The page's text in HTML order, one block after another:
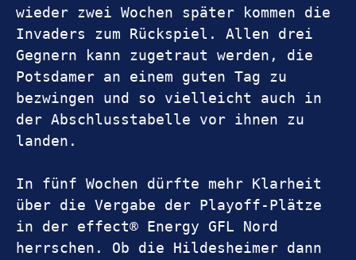
wieder zwei Wochen später kommen die
Invaders zum Rückspiel. Allen drei
Gegnern kann zugetraut werden, die
Potsdamer an einem guten Tag zu
bezwingen und so vielleicht auch in
der Abschlusstabelle vor ihnen zu
landen.
In fünf Wochen dürfte mehr Klarheit
über die Vergabe der Playoff-Plätze
in der effect® Energy GFL Nord
herrschen. Ob die Hildesheimer dann